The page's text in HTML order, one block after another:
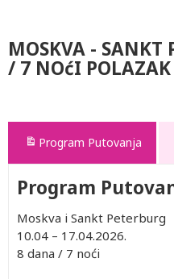
MOSKVA - SANKT
/ 7 NOćI
Program Putovanja
Program
Moskva i Sankt Peterburg
10.04 – 17.04.2026.
8 dana / 7 noći